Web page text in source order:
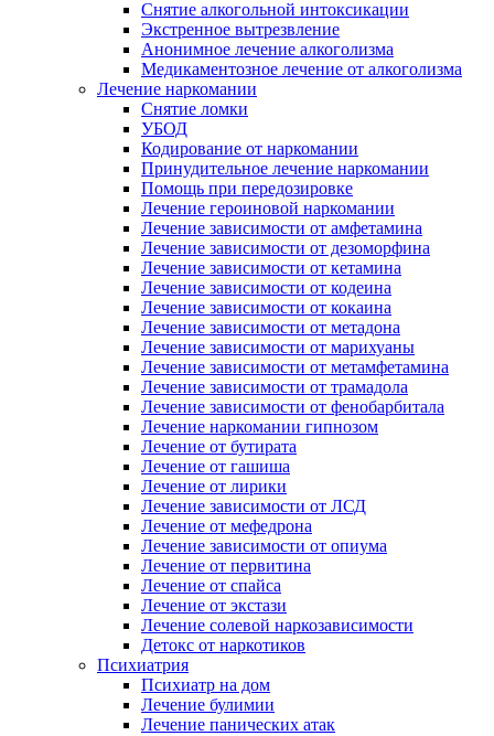
Снятие алкогольной интоксикации
Экстренное вытрезвление
Анонимное лечение алкоголизма
Медикаментозное лечение от алкоголизма
Лечение наркомании
Снятие ломки
УБОД
Кодирование от наркомании
Принудительное лечение наркомании
Помощь при передозировке
Лечение героиновой наркомании
Лечение зависимости от амфетамина
Лечение зависимости от дезоморфина
Лечение зависимости от кетамина
Лечение зависимости от кодеина
Лечение зависимости от кокаина
Лечение зависимости от метадона
Лечение зависимости от марихуаны
Лечение зависимости от метамфетамина
Лечение зависимости от трамадола
Лечение зависимости от фенобарбитала
Лечение наркомании гипнозом
Лечение от бутирата
Лечение от гашиша
Лечение от лирики
Лечение зависимости от ЛСД
Лечение от мефедрона
Лечение зависимости от опиума
Лечение от первитина
Лечение от спайса
Лечение от экстази
Лечение солевой наркозависимости
Детокс от наркотиков
Психиатрия
Психиатр на дом
Лечение булимии
Лечение панических атак